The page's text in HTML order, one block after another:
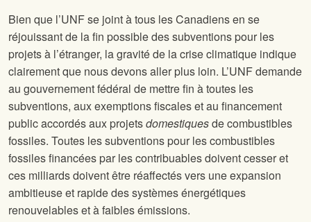
Bien que l’UNF se joint à tous les Canadiens en se
réjouissant de la fin possible des subventions pour les
projets à l’étranger, la gravité de la crise climatique indique
clairement que nous devons aller plus loin. L’UNF demande
au gouvernement fédéral de mettre fin à toutes les
subventions, aux exemptions fiscales et au financement
public accordés aux projetsdomestiquesde combustibles
fossiles. Toutes les subventions pour les combustibles
fossiles financées par les contribuables doivent cesser et
ces milliards doivent être réaffectés vers une expansion
ambitieuse et rapide des systèmes énergétiques
renouvelables et à faibles émissions.